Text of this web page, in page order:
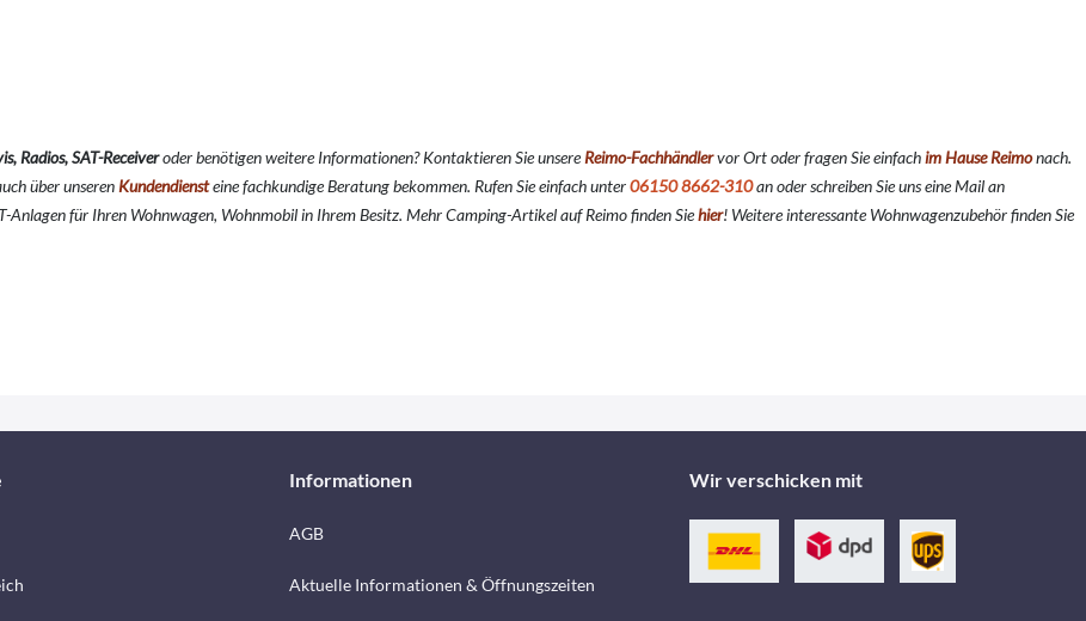
Radios, SAT-Receiveroder benötigen weitere Informationen? Kontaktieren Sie unsereReimo-Fachhändlervor Ort oder fragen Sie einfachim Hause Reimonach.
über unseren Kundendiensteine fachkundige Beratung bekommen. Rufen Sie einfach unter06150 8662-310an oder schreiben Sie uns eine Mail an
Anlagen für Ihren Wohnwagen, Wohnmobil in Ihrem Besitz. Mehr Camping-Artikel auf Reimo finden Siehier! Weitere interessante Wohnwagenzubehör finden Sie
Informationen
AGB
Aktuelle Informationen & Öffnungszeiten
Wir verschicken mit